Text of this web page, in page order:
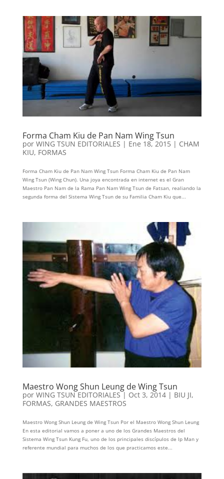
Forma Cham Kiu de Pan Nam Wing Tsun
por WING TSUN EDITORIALES | Ene 18, 2015| CHAM
KIU, FORMAS
Forma Cham Kiu de Pan Nam Wing Tsun Forma Cham Kiu de Pan Nam
Wing Tsun (Wing Chun). Una joya encontrada en internet es el Gran
Maestro Pan Nam de la Rama Pan Nam Wing Tsun de Fatsan, realiando la
segunda forma del Sistema Wing Tsun de su Familia Cham Kiu que...
Maestro Wong Shun Leung de Wing Tsun
por WING TSUN EDITORIALES| Oct 3, 2014| BIU JI,
FORMAS, GRANDES MAESTROS
Maestro Wong Shun Leung de Wing Tsun Por el Maestro Wong Shun Leung
En esta editorial vamos a poner a uno de los Grandes Maestros del
Sistema Wing Tsun Kung Fu, uno de los principales discípulos de Ip Man y
referente mundial para muchos de los que practicamos este...